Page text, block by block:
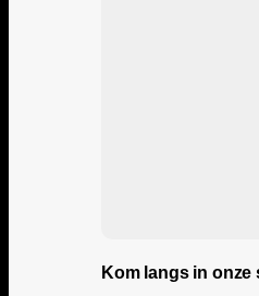
Kom langs in onze